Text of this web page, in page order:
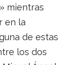
mientras
en la
de estas
los dos